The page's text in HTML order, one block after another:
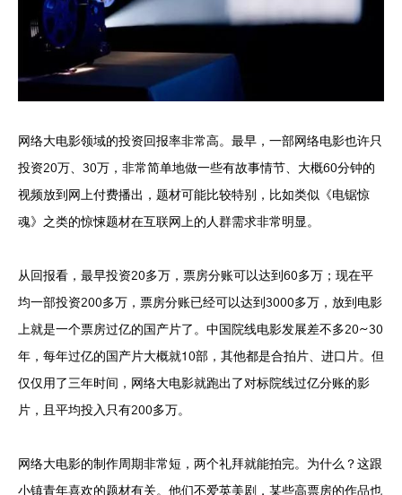
网络大电影领域的投资回报率非常高。最早，一部网络电影也许只
投资20万、30万，非常简单地做一些有故事情节、大概60分钟的
视频放到网上付费播出，题材可能比较特别，比如类似《电锯惊
魂》之类的惊悚题材在互联网上的人群需求非常明显。
从回报看，最早投资20多万，票房分账可以达到60多万；现在平
均一部投资200多万，票房分账已经可以达到3000多万，放到电影
上就是一个票房过亿的国产片了。中国院线电影发展差不多20~30
年，每年过亿的国产片大概就10部，其他都是合拍片、进口片。但
仅仅用了三年时间，网络大电影就跑出了对标院线过亿分账的影
片，且平均投入只有200多万。
网络大电影的制作周期非常短，两个礼拜就能拍完。为什么？这跟
小镇青年喜欢的题材有关。他们不爱英美剧，某些高票房的作品也